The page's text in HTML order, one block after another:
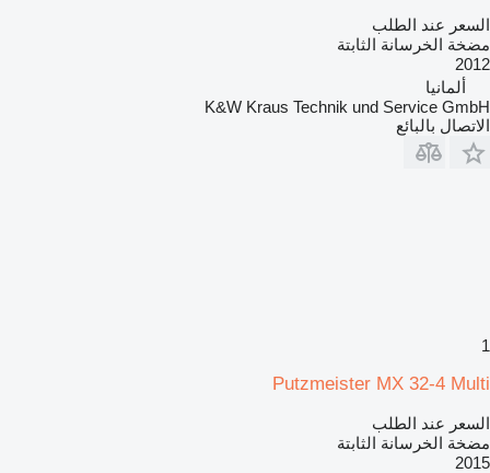
السعر عند الطلب
مضخة الخرسانة الثابتة
2012
ألمانيا
K&W Kraus Technik und Service GmbH
الاتصال بالبائع
1
Putzmeister MX 32-4 Multi
السعر عند الطلب
مضخة الخرسانة الثابتة
2015